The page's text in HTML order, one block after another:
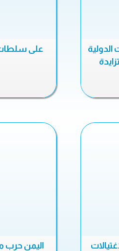
الدولية
على سلطات
اليمن حرب